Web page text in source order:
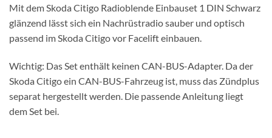
Mit dem Skoda Citigo Radioblende Einbauset 1 DIN Schwarz
glänzend lässt sich ein Nachrüstradio sauber und optisch
passend im Skoda Citigo vor Facelift einbauen.
Wichtig: Das Set enthält keinen CAN-BUS-Adapter. Da der
Skoda Citigo ein CAN-BUS-Fahrzeug ist, muss das Zündplus
separat hergestellt werden. Die passende Anleitung liegt
dem Set bei.